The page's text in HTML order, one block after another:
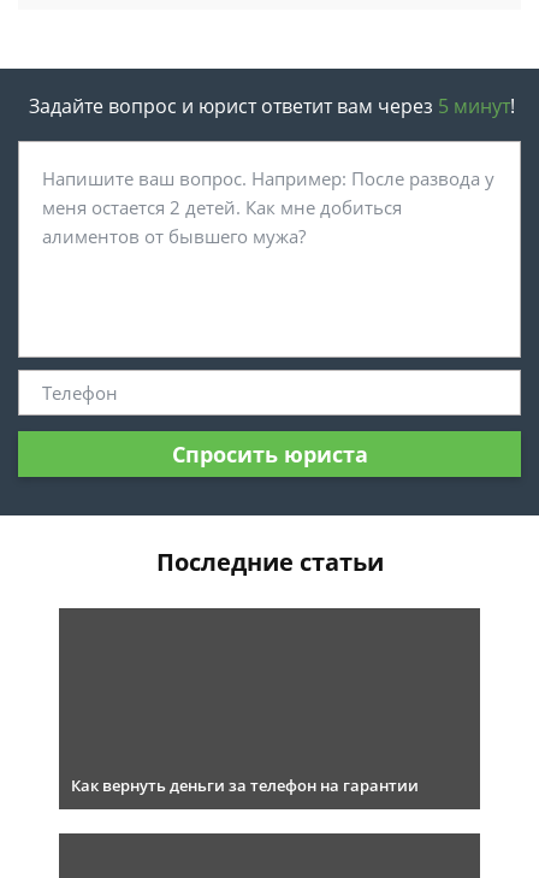
Задайте вопрос и юрист ответит вам через 5 минут!
Спросить юриста
Последние статьи
Как вернуть деньги за телефон на гарантии